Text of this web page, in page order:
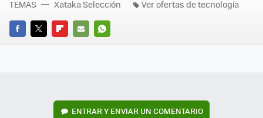
FACEBOOK
TWITTERFLIPBOARD
E-
WHATSAPP
TEMAS Xataka Selección Ver ofertas de tecnología
ENTRAR Y ENVIAR UN COMENTARIO